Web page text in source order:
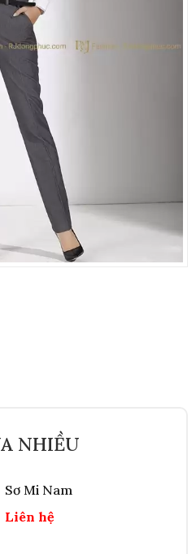
NHIỀU
Sơ Mi Nam
Liên hệ